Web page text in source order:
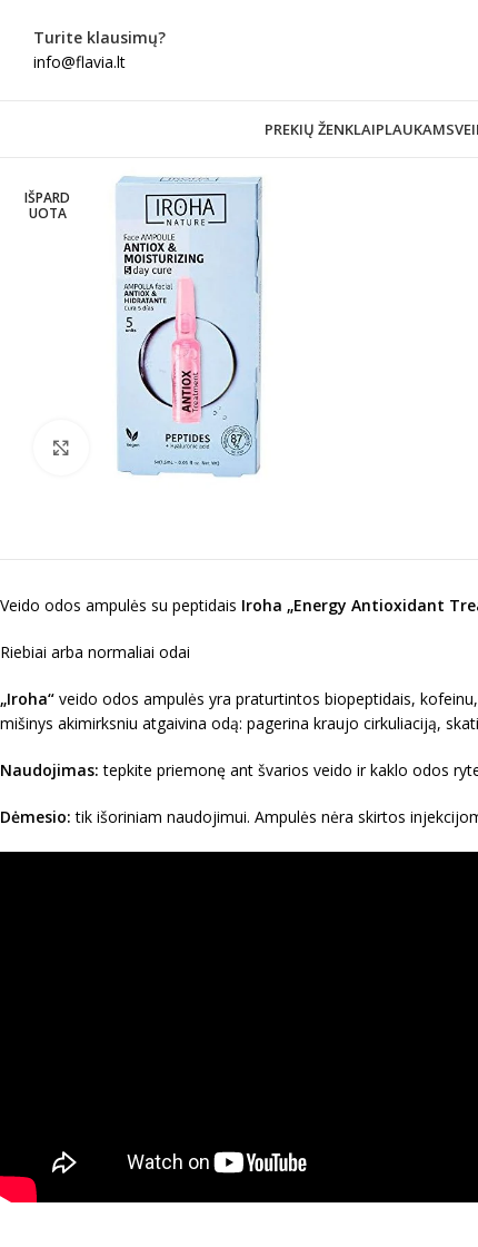
Turite klausimų?
info@flavia.lt
PREKIŲ ŽENKLAIPLAUKAMS
IŠPARD
UOTA
Spustelėkite norėdami padidinti
Veido odos ampulės su peptidais Iroha „Energy Antioxidant
Riebiai arba normaliai odai
„Iroha“ veido odos ampulės yra praturtintos biopeptidais,
mišinys akimirksniu atgaivina odą: pagerina kraujo cirkuliaciją,
Naudojimas: tepkite priemonę ant švarios veido ir kaklo odos
Dėmesio: tik išoriniam naudojimui. Ampulės nėra skirtos